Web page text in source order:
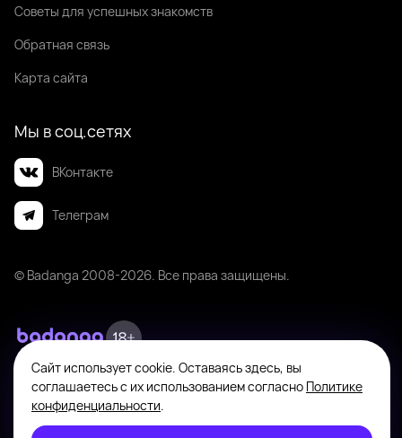
Советы для успешных знакомств
Обратная связь
Карта сайта
Мы в соц.сетях
ВКонтакте
Телеграм
© Badanga 2008-2026 . Все права защищены.
Badanga не является площадкой для оказания или поиска платных
интимных услуг. Платформа предназначена исключительно для личного
общения между совершеннолетними пользователями с целью поиска
Сайт использует cookie. Оставаясь здесь, вы
соглашаетесь с их использованием согласно Политике
конфиденциальности.